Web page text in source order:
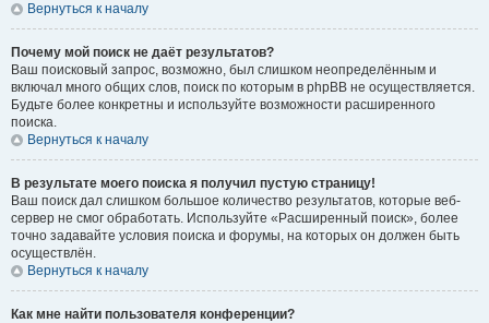
Вернуться к началу
Почему мой поиск не даёт результатов?
Ваш поисковый запрос, возможно, был слишком неопределённым и
включал много общих слов, поиск по которым в phpBB не осуществляется.
Будьте более конкретны и используйте возможности расширенного
поиска.
Вернуться к началу
В результате моего поиска я получил пустую страницу!
Ваш поиск дал слишком большое количество результатов, которые веб-
сервер не смог обработать. Используйте «Расширенный поиск», более
точно задавайте условия поиска и форумы, на которых он должен быть
осуществлён.
Вернуться к началу
Как мне найти пользователя конференции?